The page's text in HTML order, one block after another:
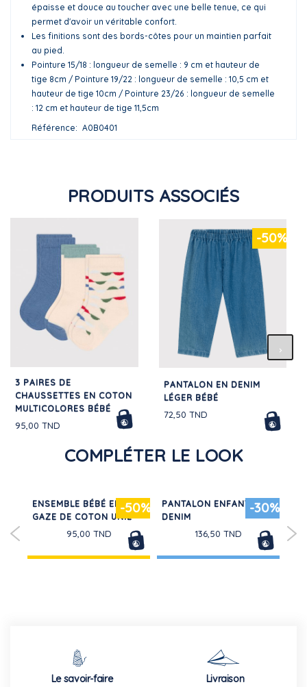
épaisse et douce au toucher avec une belle tenue, ce qui
permet d'avoir un véritable confort.
Les finitions sont des bords-côtes pour un maintien parfait
au pied.
Pointure 15/18 : longueur de semelle : 9 cm et hauteur de
tige 8cm / Pointure 19/22 : longueur de semelle : 10,5 cm et
hauteur de tige 10cm / Pointure 23/26 : longueur de semelle
: 12 cm et hauteur de tige 11,5cm
Référence
A0B0401
PRODUITS ASSOCIÉS
3 PAIRES DE
CHAUSSETTES EN COTON
MULTICOLORES BÉBÉ
95,00 TND
-50%
PANTALON EN DENIM
LÉGER BÉBÉ
72,50 TND
COMPLÉTER LE LOOK
-50%
ENSEMBLE BÉBÉ EN
GAZE DE COTON UNIE
95,00 TND
-30%
PANTALON ENFANT EN
DENIM
136,50 TND
Le savoir-faire Livraison